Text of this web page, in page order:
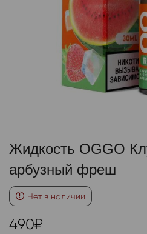
Жидкость OGGO
арбузный фреш
Нет в наличии
490₽